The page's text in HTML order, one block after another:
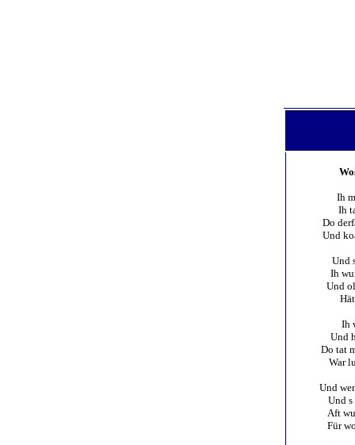
Ih
Ih
Do
Und
Und
Ih
Und
Ih
Und
Do tat
War
Und
Und
Aft
Für